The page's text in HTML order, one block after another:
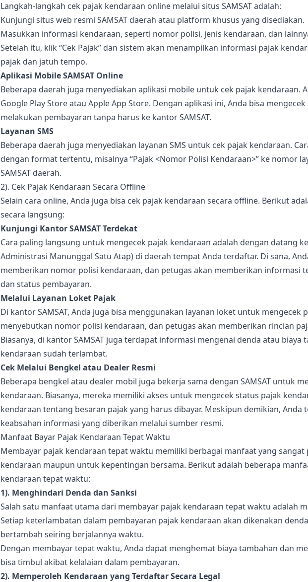
Langkah-langkah cek pajak kendaraan online melalui situs SAMSAT adalah:
Kunjungi situs web resmi SAMSAT daerah atau platform khusus yang disediakan.
Masukkan informasi kendaraan, seperti nomor polisi, jenis kendaraan, dan
Setelah itu, klik “Cek Pajak” dan sistem akan menampilkan informasi pajak
pajak dan jatuh tempo.
Aplikasi Mobile SAMSAT Online
Beberapa daerah juga menyediakan aplikasi mobile untuk cek pajak kendaraan.
Google Play Store atau Apple App Store. Dengan aplikasi ini, Anda bisa
melakukan pembayaran tanpa harus ke kantor SAMSAT.
Layanan SMS
Beberapa daerah juga menyediakan layanan SMS untuk cek pajak kendaraan.
dengan format tertentu, misalnya “Pajak <Nomor Polisi Kendaraan>” ke nomor
SAMSAT daerah.
2). Cek Pajak Kendaraan Secara Offline
Selain cara online, Anda juga bisa cek pajak kendaraan secara offline. Berikut
secara langsung:
Kunjungi Kantor SAMSAT Terdekat
Cara paling langsung untuk mengecek pajak kendaraan adalah dengan datang
Administrasi Manunggal Satu Atap) di daerah tempat Anda terdaftar. Di sana,
memberikan nomor polisi kendaraan, dan petugas akan memberikan informasi
dan status pembayaran.
Melalui Layanan Loket Pajak
Di kantor SAMSAT, Anda juga bisa menggunakan layanan loket untuk mengecek
menyebutkan nomor polisi kendaraan, dan petugas akan memberikan rincian
Biasanya, di kantor SAMSAT juga terdapat informasi mengenai denda atau biaya
kendaraan sudah terlambat.
Cek Melalui Bengkel atau Dealer Resmi
Beberapa bengkel atau dealer mobil juga bekerja sama dengan SAMSAT untuk
kendaraan. Biasanya, mereka memiliki akses untuk mengecek status pajak
kendaraan tentang besaran pajak yang harus dibayar. Meskipun demikian, Anda
keabsahan informasi yang diberikan melalui sumber resmi.
Manfaat Bayar Pajak Kendaraan Tepat Waktu
Membayar pajak kendaraan tepat waktu memiliki berbagai manfaat yang
kendaraan maupun untuk kepentingan bersama. Berikut adalah beberapa
kendaraan tepat waktu:
1). Menghindari Denda dan Sanksi
Salah satu manfaat utama dari membayar pajak kendaraan tepat waktu adalah
Setiap keterlambatan dalam pembayaran pajak kendaraan akan dikenakan
bertambah seiring berjalannya waktu.
Dengan membayar tepat waktu, Anda dapat menghemat biaya tambahan dan
bisa timbul akibat kelalaian dalam pembayaran.
2). Memperoleh Kendaraan yang Terdaftar Secara Legal